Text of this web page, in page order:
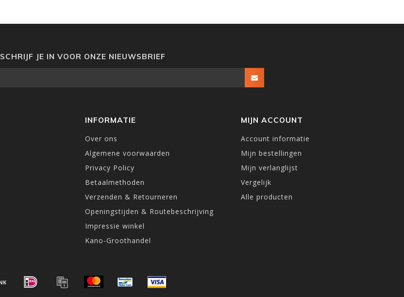
SCHRIJF JE IN VOOR ONZE NIEUWSBRIEF
INFORMATIE
Over ons
Algemene voorwaarden
Privacy Policy
Betaalmethoden
Verzenden & Retourneren
Openingstijden & Routebeschrijving
Impressie winkel
Kano-Groothandel
MIJN ACCOUNT
Account informatie
Mijn bestellingen
Mijn verlanglijst
Vergelijk
Alle producten